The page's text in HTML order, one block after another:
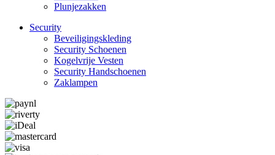
Plunjezakken
Security
Beveiligings­­kleding
Security Schoenen
Kogelvrije Vesten
Security Hand­­schoenen
Zaklampen